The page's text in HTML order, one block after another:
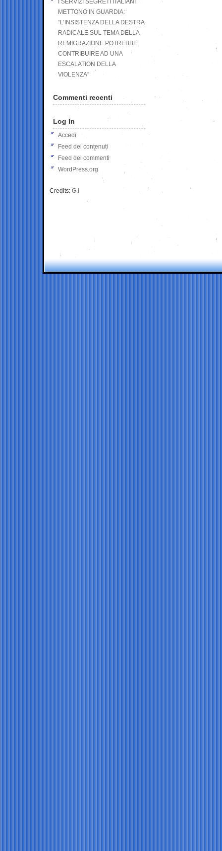
I SERVIZI SEGRETI ITALIANI
METTONO IN GUARDIA:
“L’INSISTENZA DELLA DESTRA
RADICALE SUL TEMA DELLA
REMIGRAZIONE POTREBBE
CONTRIBUIRE AD UNA
ESCALATION DELLA
VIOLENZA”
Commenti recenti
Log In
Accedi
Feed dei contenuti
Feed dei commenti
WordPress.org
Credits: G.I